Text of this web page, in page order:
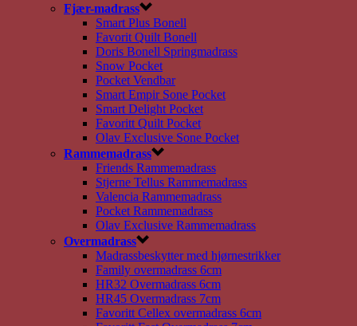
Fjær-madrass
Smart Plus Bonell
Favorit Quilt Bonell
Doris Bonell Springmadrass
Snow Pocket
Pocket Vendbar
Smart Empir Sone Pocket
Smart Delight Pocket
Favoritt Quilt Pocket
Olav Exclusive Sone Pocket
Rammemadrass
Friends Rammemadrass
Stjerne Tellus Rammemadrass
Valencia Rammemadrass
Pocket Rammemadrass
Olav Exclusive Rammemadrass
Overmadrass
Madrassbeskytter med hjørnestrikker
Family overmadrass 6cm
HR32 Overmadrass 6cm
HR45 Overmadrass 7cm
Favoritt Cellex overmadrass 6cm